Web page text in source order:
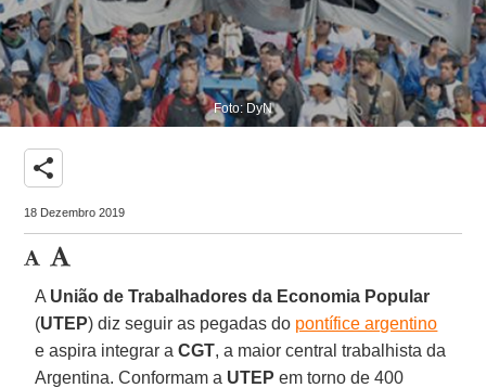
Foto: DyN
share
18 Dezembro 2019
A União de Trabalhadores da Economia Popular
(UTEP) diz seguir as pegadas do pontífice argentino
e aspira integrar aCGT, a maior central trabalhista da
Argentina. Conformam a UTEP em torno de 400